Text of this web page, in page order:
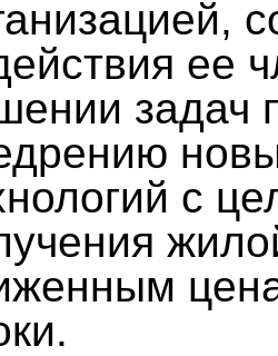
ее
задач
с